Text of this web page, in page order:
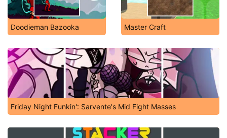
Doodieman Bazooka Master Craft
Friday Night Funkin': Sarvente's Mid Fight Masses